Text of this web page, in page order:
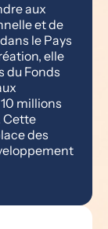
aux
et de
le Pays
elle
du Fonds
millions
Cette
des